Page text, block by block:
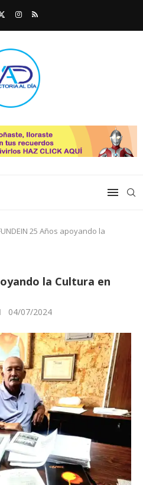
25 Años apoyando la
la Cultura en
04/07/2024